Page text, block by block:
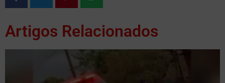
Artigos Relacionados